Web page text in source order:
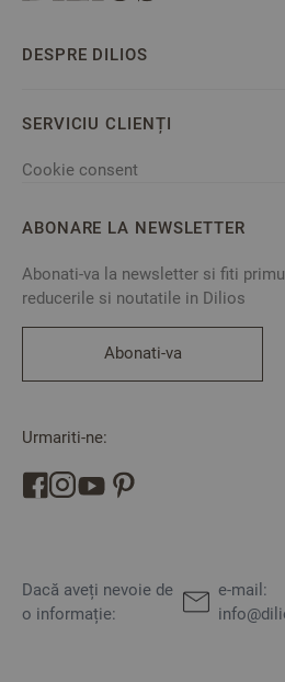
DESPRE DILIOS
SERVICIU CLIENȚI
Cookie consent
ABONARE LA NEWSLETTER
Abonati-va la newsletter si fiti
reducerile si noutatile in Dilios
Abonati-va
Urmariti-ne:
Dacă aveți nevoie de
o informație:
e-mail: